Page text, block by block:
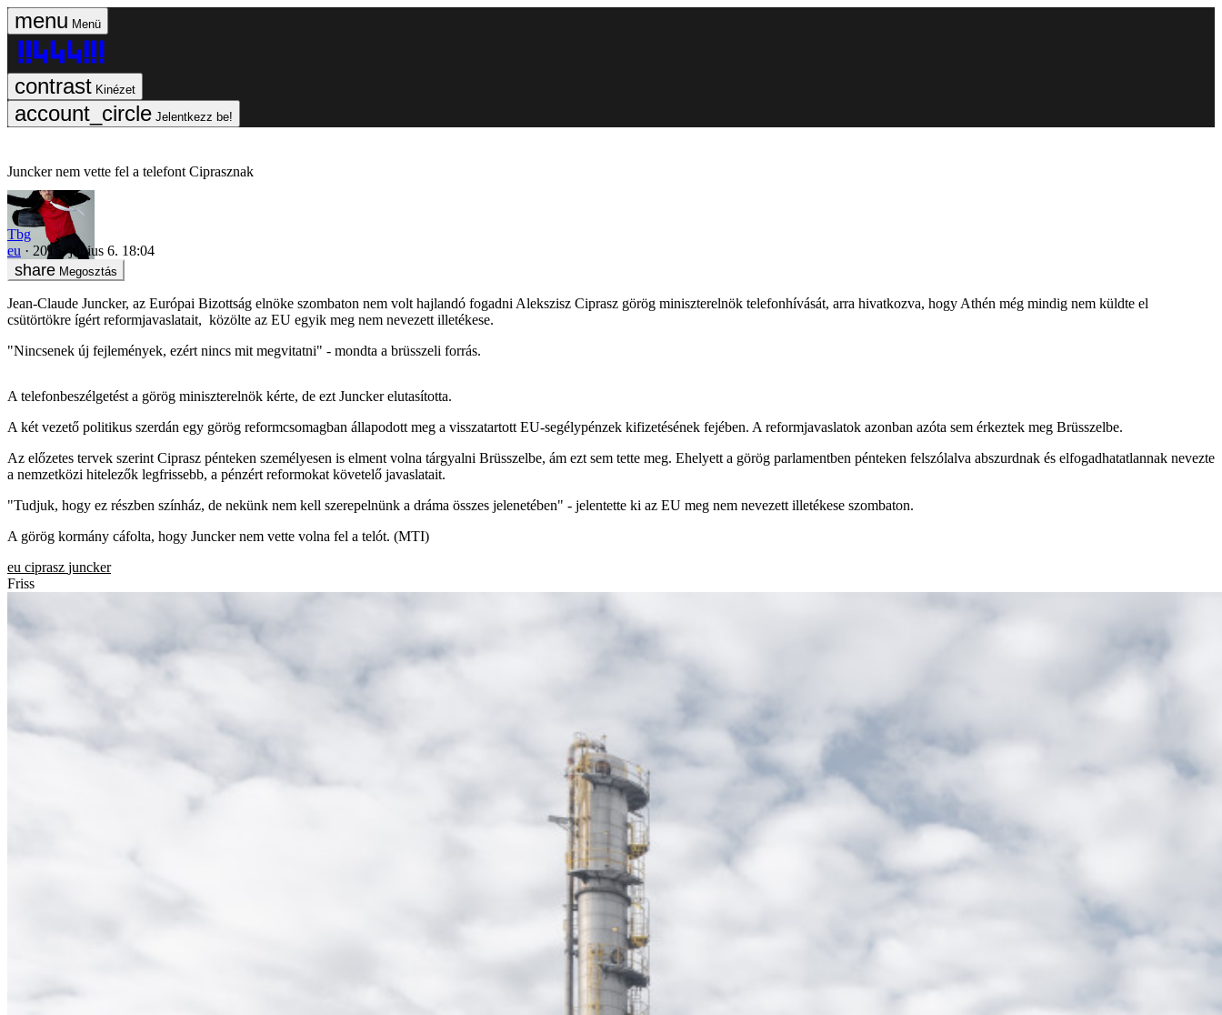
Menü
Kinézet
Jelentkezz be!
Juncker nem vette fel a telefont Ciprasznak
Tbg
eu
2015. június 6. 18:04
Megosztás
Jean-Claude Juncker, az Európai Bizottság elnöke szombaton nem volt hajlandó fogadni Alekszisz Ciprasz görög miniszterelnök telefonhívását, arra hivatkozva, hogy Athén még mindig nem küldte el
csütörtökre ígért reformjavaslatait, közölte az EU egyik meg nem nevezett illetékese.
"Nincsenek új fejlemények, ezért nincs mit megvitatni" - mondta a brüsszeli forrás.
A telefonbeszélgetést a görög miniszterelnök kérte, de ezt Juncker elutasította.
A két vezető politikus szerdán egy görög reformcsomagban állapodott meg a visszatartott EU-segélypénzek kifizetésének fejében. A reformjavaslatok azonban azóta sem érkeztek meg Brüsszelbe.
Az előzetes tervek szerint Ciprasz pénteken személyesen is elment volna tárgyalni Brüsszelbe, ám ezt sem tette meg. Ehelyett a görög parlamentben pénteken felszólalva abszurdnak és elfogadhatatlannak nevezte
a nemzetközi hitelezők legfrissebb, a pénzért reformokat követelő javaslatait.
"Tudjuk, hogy ez részben színház, de nekünk nem kell szerepelnünk a dráma összes jelenetében" - jelentette ki az EU meg nem nevezett illetékese szombaton.
A görög kormány cáfolta, hogy Juncker nem vette volna fel a telót. (MTI)
eu ciprasz juncker
Friss